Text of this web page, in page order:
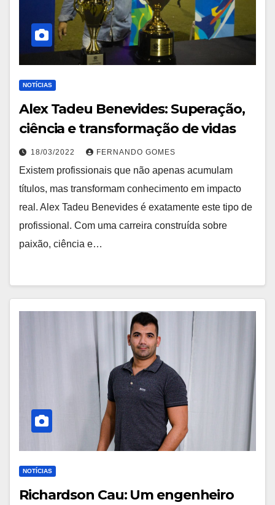
NOTÍCIAS
Alex Tadeu Benevides: Superação,
ciência e transformação de vidas
18/03/2022 FERNANDO GOMES
Existem profissionais que não apenas acumulam
títulos, mas transformam conhecimento em impacto
real. Alex Tadeu Benevides é exatamente este tipo de
profissional. Com uma carreira construída sobre
paixão, ciência e…
NOTÍCIAS
Richardson Cau: Um engenheiro